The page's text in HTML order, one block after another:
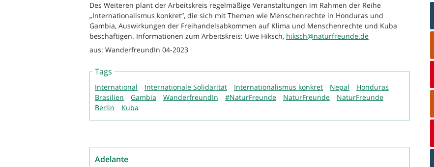
Des Weiteren plant der Arbeitskreis regelmäßige Veranstaltungen im Rahmen der Reihe
„Internationalismus konkret“, die sich mit Themen wie Menschenrechte in Honduras und
Gambia, Auswirkungen der Freihandelsabkommen auf Klima und Menschenrechte und Kuba
beschäftigen. Informationen zum Arbeitskreis: Uwe Hiksch, hiksch@naturfreunde.de
aus: WanderfreundIn 04-2023
Tags
International Internationale Solidarität Internationalismus konkret Nepal
Honduras
Brasilien
Gambia WanderfreundIn #NaturFreunde NaturFreunde
NaturFreunde
Berlin
Kuba
Adelante